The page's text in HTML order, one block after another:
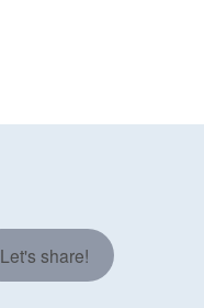
Let's share!